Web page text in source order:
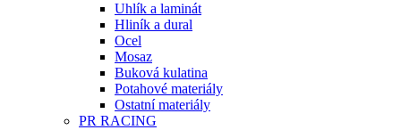
Uhlík a laminát
Hliník a dural
Ocel
Mosaz
Buková kulatina
Potahové materiály
Ostatní materiály
PR RACING